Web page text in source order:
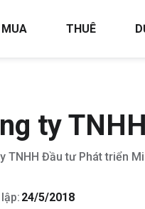
MUA THUÊ
ty
TNHH Đầu tư Phát triển
24/5/2018